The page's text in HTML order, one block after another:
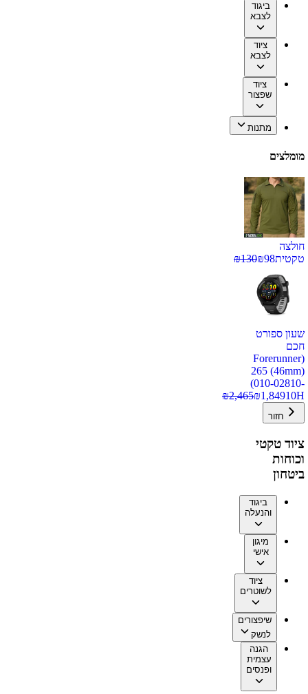
ביגוד
לצבא
ציוד
לצבא
ציוד
שפצור
מתנות
מומלצים
חולצה
טקטית
₪98
₪130
שעון ספורט
חכם
(Forerunner
265 (46mm)
(010-02810-
10H
₪1,849
₪2,465
חזור
ציוד טקטי
וכוחות
ביטחון
ביגוד
והנעלה
מיגון
אישי
ציוד
לשוטרים
שיפצורים
לנשק
הגנה
עצמית
ופנסים